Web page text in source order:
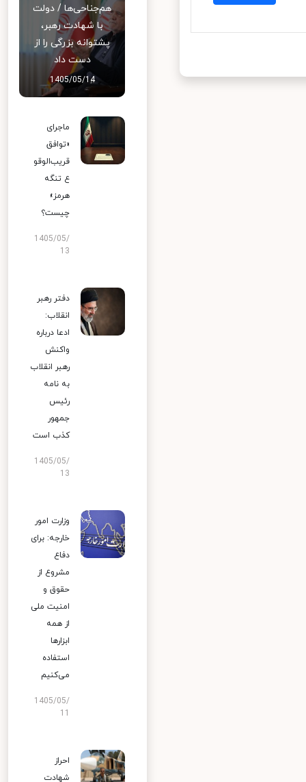
هم‌جناحی‌ها / دولت
با شهادت رهبر،
پشتوانه بزرگی را از
دست داد
1405/05/14
ماجرای
«توافق
قریب‌الوقو
ع تنگه
هرمز»
چیست؟
1405/05/
13
دفتر رهبر
انقلاب:
ادعا درباره
واکنش
رهبر انقلاب
به نامه
رئیس
جمهور
کذب است
1405/05/
13
وزارت امور
خارجه: برای
دفاع
مشروع از
حقوق و
امنیت ملی
از همه
ابزارها
استفاده
می‌کنیم
1405/05/
احراز
شهادت